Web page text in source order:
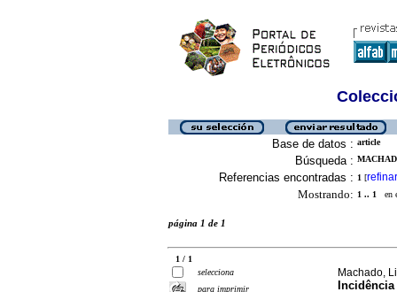
Base de datos : article
Búsqueda :
Referencias encontradas : 1 [refinar
Mostrando: 1 .. 1 en
página 1 de 1
1 / 1
selecciona
para imprimir
Machado,